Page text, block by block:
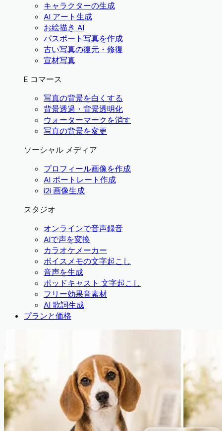
キャラクターの生成
AI アート生成
お絵描き AI
パスポート写真を作成
古い写真の復元・修復
宣材写真
E コマース
写真の背景を白くする
背景透過・背景透明化
ウォーターマークを消す
写真の背景を変更
ソーシャル メディア
プロフィール画像を作成
AI ポートレート作成
i2i 画像生成
スタジオ
オンラインで音声録音
AIで声を変換
カラオケメーカー
ボイスメモの文字起こし
音声を生成
ポッドキャスト 文字起こし
フリー効果音素材
AI 歌詞生成
プランと価格